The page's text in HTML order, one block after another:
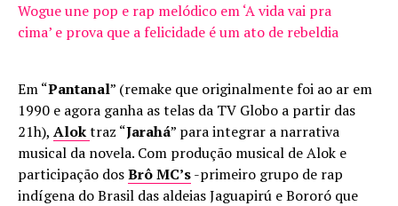
Wogue une pop e rap melódico em ‘A vida vai pra
cima’ e prova que a felicidade é um ato de rebeldia
Em “Pantanal” (remake que originalmente foi ao ar em
1990 e agora ganha as telas da TV Globo a partir das
21h), Aloktraz “Jarahá” para integrar a narrativa
musical da novela. Com produção musical de Alok e
participação dosBrô MC’s-primeiro grupo de rap
indígena do Brasil das aldeias Jaguapirú e Bororó que